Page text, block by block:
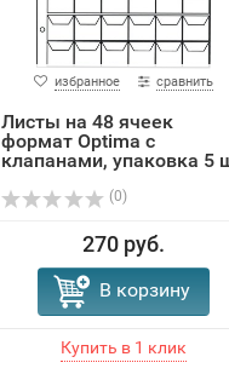
избранное сравнить
Листы на 48 ячеек
формат Optima с
клапанами, упаковка 5
(0)
270 руб.
В корзину